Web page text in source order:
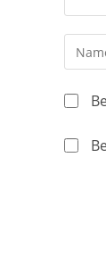
Gib
deinen
Namen